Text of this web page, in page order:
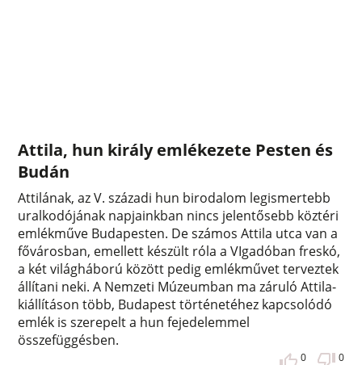
Attila, hun király emlékezete Pesten és
Budán
Attilának, az V. századi hun birodalom legismertebb
uralkodójának napjainkban nincs jelentősebb köztéri
emlékműve Budapesten. De számos Attila utca van a
fővárosban, emellett készült róla a VIgadóban freskó,
a két világháború között pedig emlékművet terveztek
állítani neki. A Nemzeti Múzeumban ma záruló Attila-
kiállításon több, Budapest történetéhez kapcsolódó
emlék is szerepelt a hun fejedelemmel
összefüggésben.
0 0